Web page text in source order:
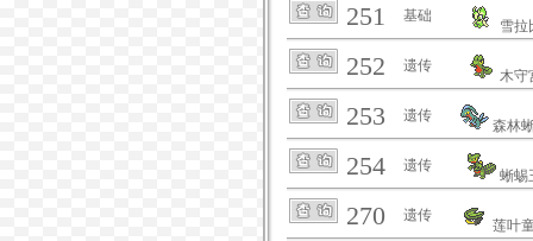
251 基础
雪拉
252 遗传
木守
253 遗传
森林
254 遗传
蜥蜴
270 遗传
莲叶